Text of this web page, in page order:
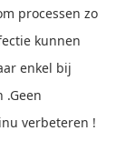
processen zo
kunnen
enkel bij
.Geen
verbeteren !